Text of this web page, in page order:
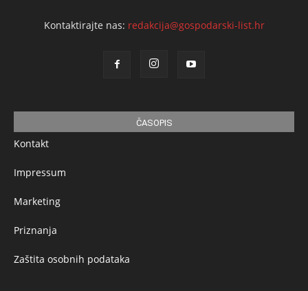
Kontaktirajte nas: redakcija@gospodarski-list.hr
ČASOPIS
Kontakt
Impressum
Marketing
Priznanja
Zaštita osobnih podataka